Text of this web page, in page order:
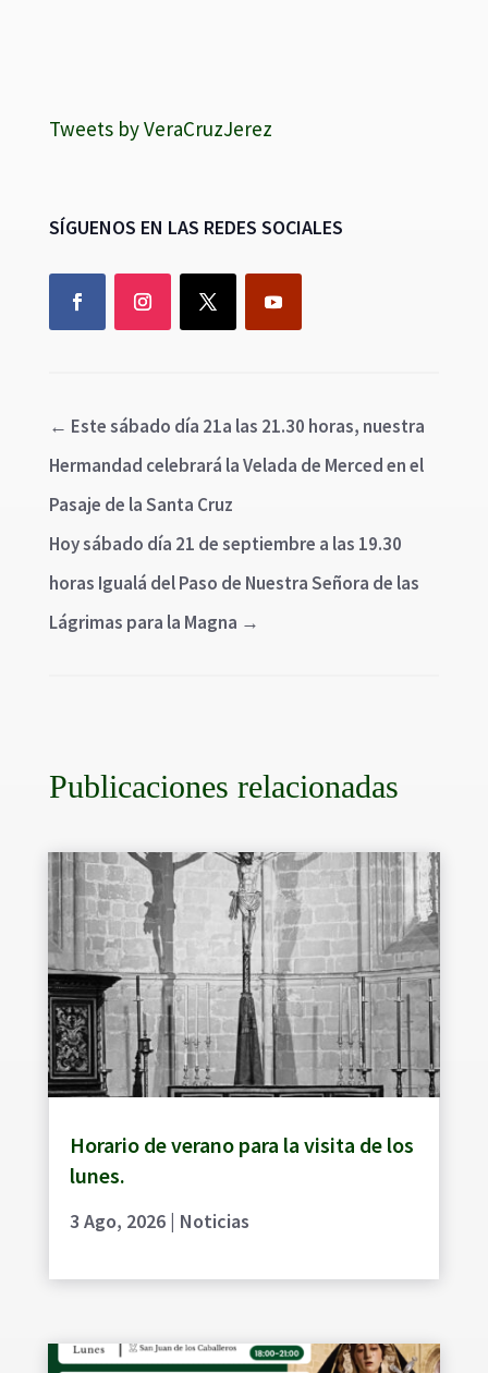
Tweets by VeraCruzJerez
SÍGUENOS EN LAS REDES SOCIALES
← Este sábado día 21a las 21.30 horas, nuestra
Hermandad celebrará la Velada de Merced en el
Pasaje de la Santa Cruz
Hoy sábado día 21 de septiembre a las 19.30
horas Igualá del Paso de Nuestra Señora de las
Lágrimas para la Magna →
Publicaciones relacionadas
Horario de verano para la visita de los
lunes.
3 Ago, 2026| Noticias